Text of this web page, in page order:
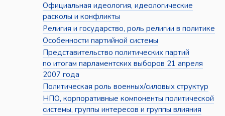
Официальная идеология, идеологические
расколы и конфликты
Религия и государство, роль религии в политике
Особенности партийной системы
Представительство политических партий
по итогам парламентских выборов 21 апреля
2007 года
Политическая роль военных/силовых структур
НПО, корпоративные компоненты политической
системы, группы интересов и группы влияния